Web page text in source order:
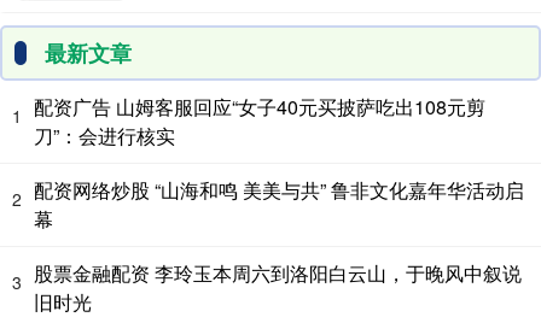
最新文章
1
配资广告 山姆客服回应“女子40元买披萨吃出108元剪
刀”：会进行核实
2 配资网络炒股 “山海和鸣 美美与共” 鲁非文化嘉年华活动启
幕
3
股票金融配资 李玲玉本周六到洛阳白云山，于晚风中叙说
旧时光